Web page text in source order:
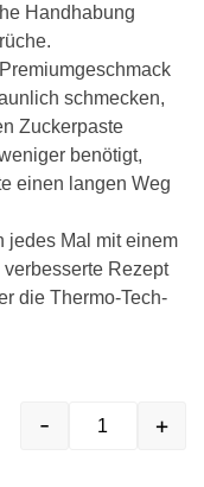
Handhabung
schmecken,
Zuckerpaste
benötigt,
einen langen Weg
jedes Mal mit einem
Rezept
die Thermo-Tech-
- +